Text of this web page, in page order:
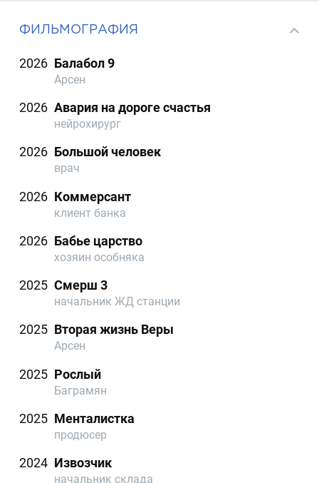
ФИЛЬМОГРАФИЯ
2026 Балабол 9
Арсен
2026 Авария на дороге счастья
нейрохирург
2026 Большой человек
врач
2026 Коммерсант
клиент банка
2026 Бабье царство
хозяин особняка
2025 Смерш 3
начальник ЖД станции
2025 Вторая жизнь Веры
Арсен
2025 Рослый
Баграмян
2025 Менталистка
продюсер
2024 Извозчик
начальник склада